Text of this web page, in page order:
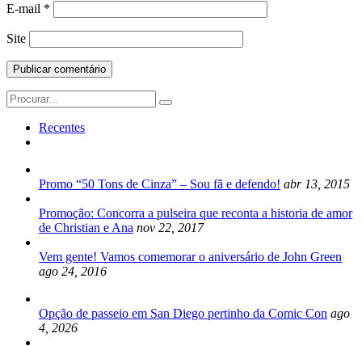
E-mail *
Site
Search
for:
Recentes
Promo “50 Tons de Cinza” – Sou fã e defendo! abr 13, 2015
Promoção: Concorra a pulseira que reconta a historia de amor
de Christian e Ana nov 22, 2017
Vem gente! Vamos comemorar o aniversário de John Green
ago 24, 2016
Opção de passeio em San Diego pertinho da Comic Con ago
4, 2026